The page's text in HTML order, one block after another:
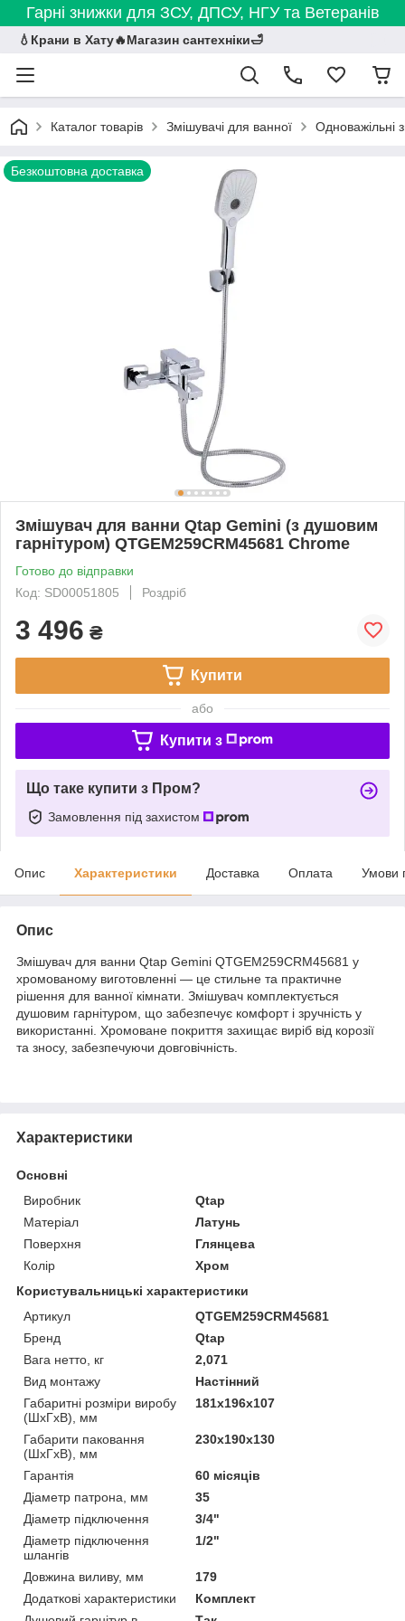
Гарні знижки для ЗСУ, ДПСУ, НГУ та Ветеранів
💧Крани в Хату🔥Магазин сантехніки🛁
Каталог товарів Змішувачі для ванної Одноважільні
Безкоштовна доставка
Змішувач для ванни Qtap Gemini (з душовим
гарнітуром) QTGEM259CRM45681 Chrome
Готово до відправки
Код: SD00051805
Роздріб
3 496 ₴
Купити
або
Купити з
Що таке купити з Пром?
Замовлення під захистом
Опис Характеристики Доставка Оплата Умови
Опис
Змішувач для ванни Qtap Gemini QTGEM259CRM45681 у
хромованому виготовленні — це стильне та практичне
рішення для ванної кімнати. Змішувач комплектується
душовим гарнітуром, що забезпечує комфорт і зручність у
використанні. Хромоване покриття захищає виріб від корозії
та зносу, забезпечуючи довговічність.
Характеристики
Основні
Виробник
Qtap
Матеріал
Латунь
Поверхня
Глянцева
Колір
Хром
Користувальницькі характеристики
Артикул
QTGEM259CRM45681
Бренд
Qtap
Вага нетто, кг
2,071
Вид монтажу
Настінний
Габаритні розміри виробу
(ШхГхВ), мм
181х196х107
Габарити паковання
(ШхГхВ), мм
230х190х130
Гарантія
60 місяців
Діаметр патрона, мм
35
Діаметр підключення
3/4"
Діаметр підключення
шлангів
1/2"
Довжина виливу, мм
179
Додаткові характеристики
Комплект